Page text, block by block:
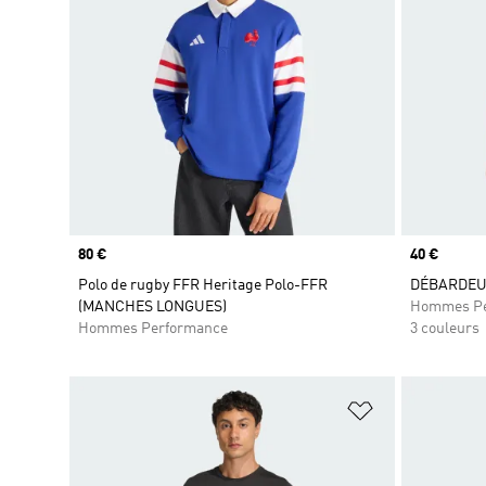
Prix
80 €
Polo de rugby FFR Heritage Polo-FFR
(MANCHES LONGUES)
Hommes Performance
Prix
40 €
Hommes
3 couleurs
Ajouter à la